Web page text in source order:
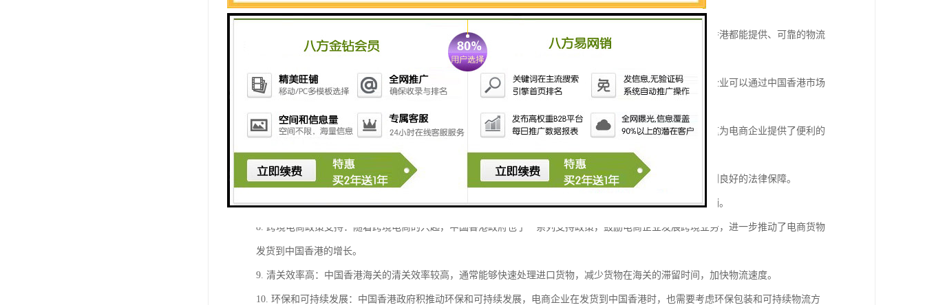
营成本，提升竞争力。
3. 物流基础设施完善：中国香港拥有的港口和机场，物流基础设施完善。无论是海运、空运还是陆运，中国香港都能提供、可靠的物流
4. 国际化和多元化市场：中国香港是一个国际化程度的城市，消费者对来自世界各地的商品接受度高。电商企业可以通过中国香港市场
5. 支付和结算便利：中国香港的金融体系发达，支持多种支付方式，包括信用卡、电子钱包、银行转账等。这为电商企业提供了便利的
支付和结算渠道，有助于提升交易效率。
6. 法律法规健全：中国香港的法律法规体系健全，知识产权保护力度大，电商企业在中国香港经营可以享受到良好的法律保障。
7. 语言和文化相近：中国香港与内地语言相通，文化相近，这有助于电商企业地理解当地市场需求，进行营销。
8. 跨境电商政策支持：随着跨境电商的兴起，中国香港政府也了一系列支持政策，鼓励电商企业发展跨境业务，进一步推动了电商货物
发货到中国香港的增长。
9. 清关效率高：中国香港海关的清关效率较高，通常能够快速处理进口货物，减少货物在海关的滞留时间，加快物流速度。
10. 环保和可持续发展：中国香港政府积推动环保和可持续发展，电商企业在发货到中国香港时，也需要考虑环保包装和可持续物流方